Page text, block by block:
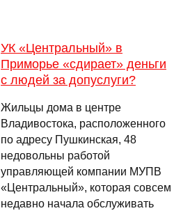
УК «Центральный» в
Приморье «сдирает» деньги
с людей за допуслуги?
Жильцы дома в центре
Владивостока, расположенного
по адресу Пушкинская, 48
недовольны работой
управляющей компании МУПВ
«Центральный», которая совсем
недавно начала обслуживать